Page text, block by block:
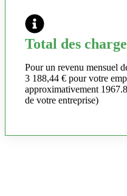
Total des
Pour un revenu mensuel
3 188,44 € pour votre
approximativement
de votre entreprise)